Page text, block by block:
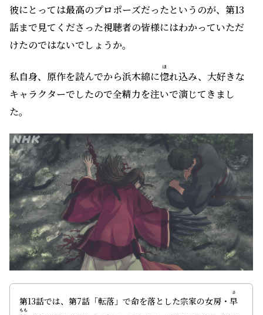
彼にとっては最高のプロポーズだったというのが、第13
話まで見てくださった視聴者の皆様にはわかっていただ
けたのではないでしょうか。
私自身、原作を読んでから浜木綿に惚
ほ
れ込み、大好きな
キャラクターでしたので全精力を注いで演じてきまし
た。
第13話では、第7話「転落」で命を落とした宗家の女房・ 早
さ
もも